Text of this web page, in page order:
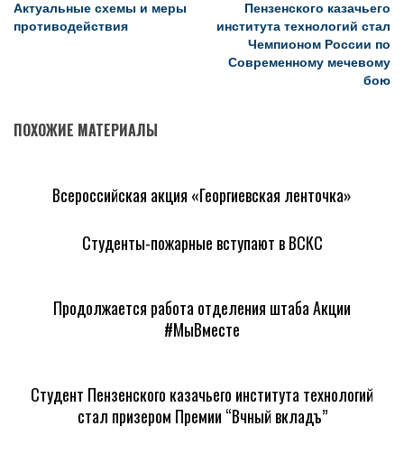
Актуальные схемы и меры
противодействия
Пензенского казачьего
института технологий стал
Чемпионом России по
Современному мечевому
бою
ПОХОЖИЕ МАТЕРИАЛЫ
Всероссийская акция «Георгиевская ленточка»
Студенты-пожарные вступают в ВСКС
Продолжается работа отделения штаба Акции
#МыВместе
Студент Пензенского казачьего института технологий
стал призером Премии “Вѣчный вкладъ”